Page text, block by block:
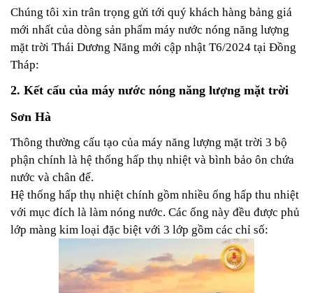
Chúng tôi xin trân trọng gửi tới quý khách hàng bảng giá
mới nhất của dòng sản phẩm máy nước nóng năng lượng
mặt trời Thái Dương Năng mới cập nhật T6/2024 tại Đồng
Tháp:
2. Kết cấu của máy nước nóng năng lượng mặt trời
Sơn Hà
Thông thường cấu tạo của máy năng lượng mặt trời 3 bộ
phận chính là hệ thống hấp thụ nhiệt và bình bảo ôn chứa
nước và chân đế.
Hệ thống hấp thụ nhiệt chính gồm nhiều ống hấp thu nhiệt
với mục đích là làm nóng nước. Các ống này đều được phủ
lớp màng kim loại đặc biệt với 3 lớp gồm các chỉ số: